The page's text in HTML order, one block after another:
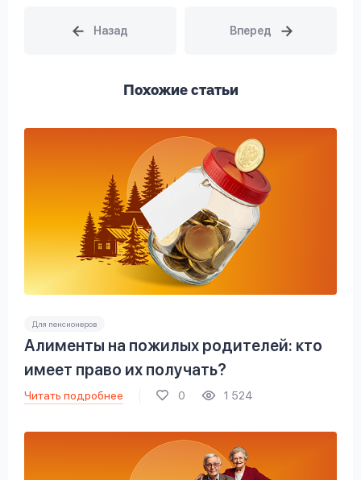
Похожие статьи
Для пенсионеров
Алименты на пожилых родителей: кто
имеет право их получать?
Читать подробнее 0 1 524